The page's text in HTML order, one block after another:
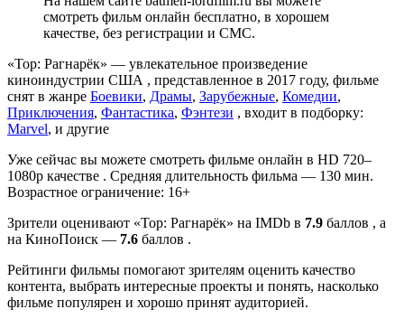
смотреть фильм онлайн бесплатно, в хорошем
качестве, без регистрации и СМС.
«Тор: Рагнарёк» — увлекательное произведение
киноиндустрии США , представленное в 2017 году, фильме
снят в жанре Боевики, Драмы, Зарубежные, Комедии,
Приключения, Фантастика, Фэнтези , входит в подборку:
Marvel, и другие
Уже сейчас вы можете смотреть фильме онлайн в HD 720–
1080p качестве . Средняя длительность фильма — 130 мин.
Возрастное ограничение: 16+
Зрители оценивают «Тор: Рагнарёк» на IMDb в 7.9 баллов , а
на КиноПоиск — 7.6 баллов .
Рейтинги фильмы помогают зрителям оценить качество
контента, выбрать интересные проекты и понять, насколько
фильме популярен и хорошо принят аудиторией.